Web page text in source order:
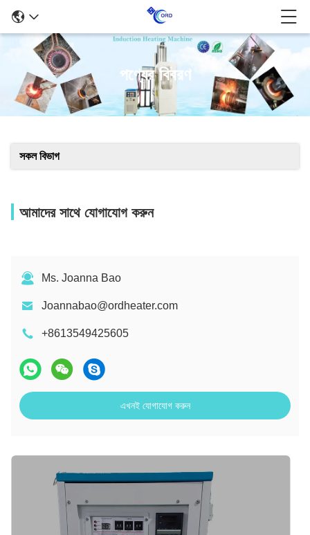
পণ্যের বিবরণ
সকল বিভাগ
আমাদের সাথে যোগাযোগ করুন
Ms. Joanna Bao
Joannabao@ordheater.com
+8613549425605
এখনই যোগাযোগ করুন